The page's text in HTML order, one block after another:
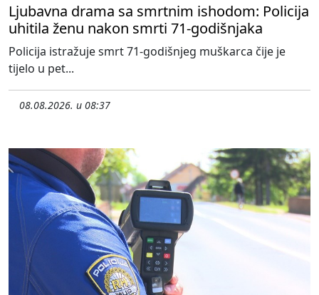
Ljubavna drama sa smrtnim ishodom: Policija
uhitila ženu nakon smrti 71-godišnjaka
Policija istražuje smrt 71-godišnjeg muškarca čije je
tijelo u pet...
08.08.2026. u 08:37